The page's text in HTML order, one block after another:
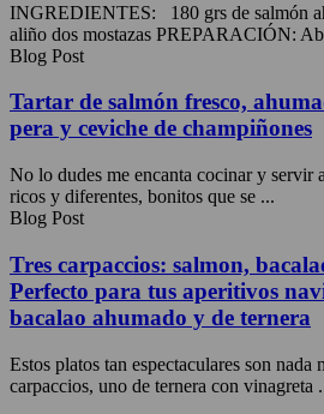
INGREDIENTES: 180 grs de salmón
aliño dos mostazas PREPARACIÓN:
Blog Post
Tartar de salmón fresco,
pera y ceviche de champiñones
No lo dudes me encanta cocinar y servir
ricos y diferentes, bonitos que se ...
Blog Post
Tres carpaccios: salmon,
Perfecto para tus aperitivos
bacalao ahumado y de ternera
Estos platos tan espectaculares son nada
carpaccios, uno de ternera con vinagreta